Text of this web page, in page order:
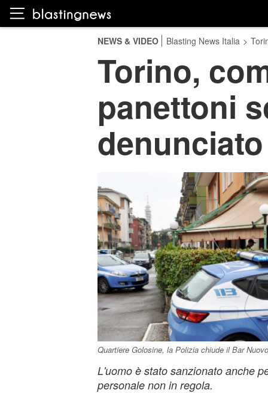
NEWS & VIDEO Blasting News Italia >
Torino,
panettoni
denunciato
Quartiere Golosine, la Polizia chiude il Bar
L'uomo è stato sanzionato anche
personale non in regola.